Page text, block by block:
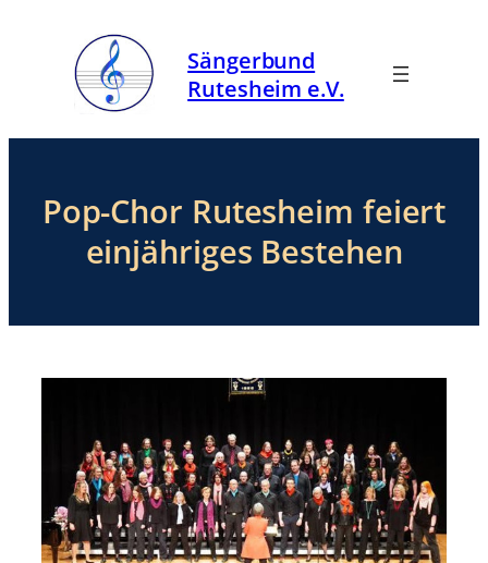
springen
Sängerbund
Rutesheim e.V.
Pop-Chor Rutesheim feiert
einjähriges Bestehen